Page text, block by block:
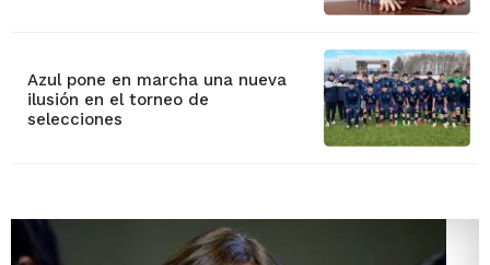
Azul pone en marcha una nueva
ilusión en el torneo de
selecciones